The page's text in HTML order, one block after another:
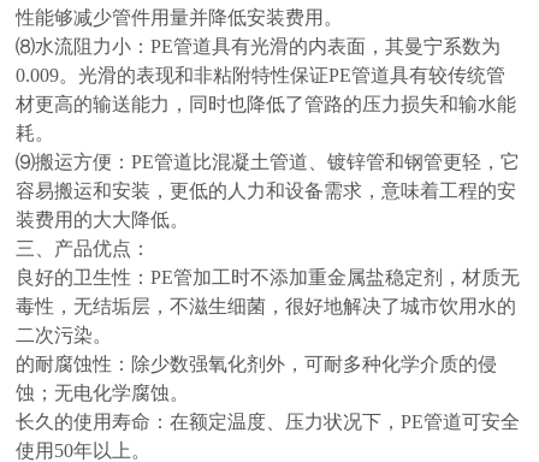
性能够减少管件用量并降低安装费用。
⑻水流阻力小：PE管道具有光滑的内表面，其曼宁系数为
0.009。光滑的表现和非粘附特性保证PE管道具有较传统管
材更高的输送能力，同时也降低了管路的压力损失和输水能
耗。
⑼搬运方便：PE管道比混凝土管道、镀锌管和钢管更轻，它
容易搬运和安装，更低的人力和设备需求，意味着工程的安
装费用的大大降低。
三、 产品优点：
良好的卫生性：PE管加工时不添加重金属盐稳定剂，材质无
毒性，无结垢层，不滋生细菌，很好地解决了城市饮用水的
二次污染。
的耐腐蚀性：除少数强氧化剂外，可耐多种化学介质的侵
蚀；无电化学腐蚀。
长久的使用寿命：在额定温度、压力状况下，PE管道可安全
使用50年以上。